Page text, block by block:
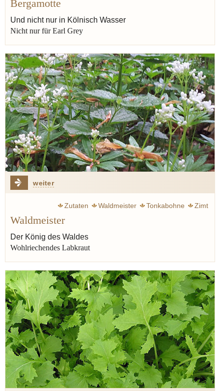
Zitrone
Italien
Bergamotte
Und nicht nur in Kölnisch Wasser
Nicht nur für Earl Grey
weiter
Zutaten Waldmeister Tonkabohne Zimt
Waldmeister
Der König des Waldes
Wohlriechendes Labkraut